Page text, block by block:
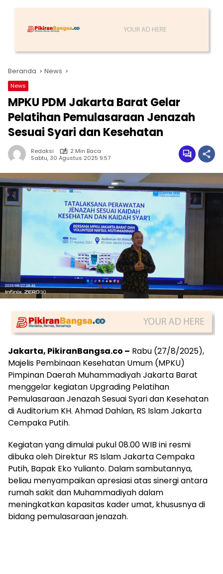
Beranda News
News
MPKU PDM Jakarta Barat Gelar
Pelatihan Pemulasaraan Jenazah
Sesuai Syari dan Kesehatan
Redaksi
2 Min Baca
Sabtu, 30 Agustus 2025 9:57
Jakarta, PikiranBangsa.co – Rabu (27/8/2025),
Majelis Pembinaan Kesehatan Umum (MPKU)
Pimpinan Daerah Muhammadiyah Jakarta Barat
menggelar kegiatan Upgrading Pelatihan
Pemulasaraan Jenazah Sesuai Syari dan Kesehatan
di Auditorium KH. Ahmad Dahlan, RS Islam Jakarta
Cempaka Putih.
Kegiatan yang dimulai pukul 08.00 WIB ini resmi
dibuka oleh Direktur RS Islam Jakarta Cempaka
Putih, Bapak Eko Yulianto. Dalam sambutannya,
beliau menyampaikan apresiasi atas sinergi antara
rumah sakit dan Muhammadiyah dalam
meningkatkan kapasitas kader umat, khususnya di
bidang pemulasaraan jenazah.